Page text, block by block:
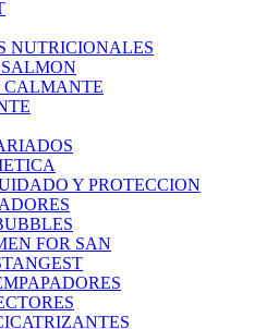
NUTRICIONALES
CALMANTE
Y PROTECCION
FOR SAN